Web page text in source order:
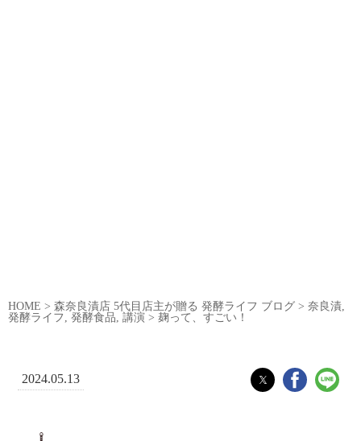
HOME > 森奈良漬店 5代目店主が贈る 発酵ライフ ブログ > 奈良漬
発酵ライフ
発酵食品 講演 > 麹って、すごい！
2024.05.13